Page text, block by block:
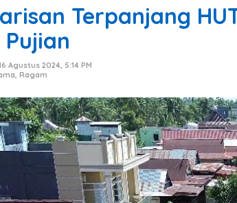
Terpanjang
Agustus 2024, 5:14 PM
, Ragam